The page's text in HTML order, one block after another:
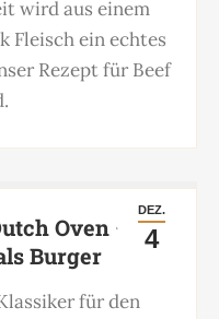
wird aus einem
Fleisch ein echtes
Rezept für Beef
DEZ.
4
Oven –
Burger
für den